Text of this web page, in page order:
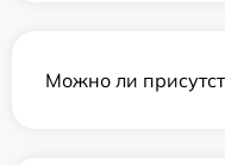
Можно ли